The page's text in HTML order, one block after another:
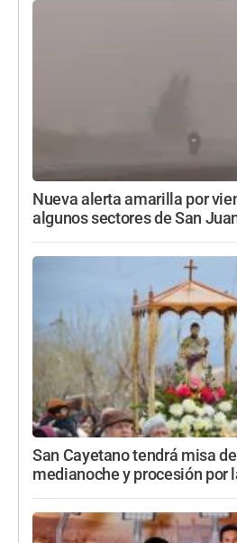
Nueva alerta amarilla por
algunos sectores de San
San Cayetano tendrá misa
medianoche y procesión por